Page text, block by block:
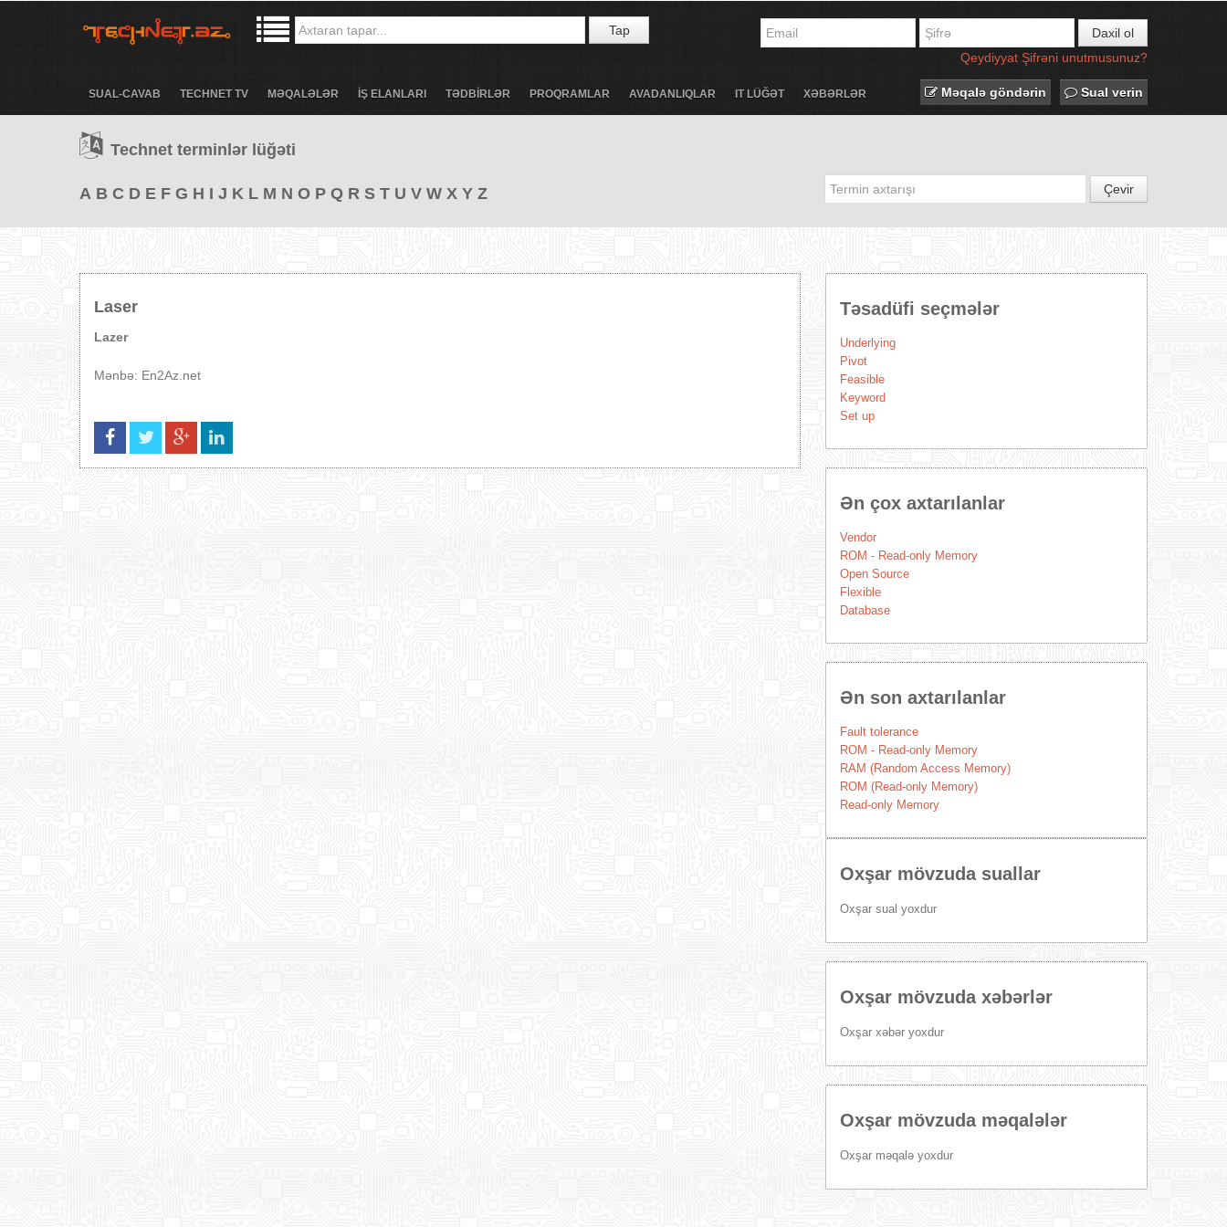
Tap
Daxil ol
Qeydiyyat Şifrəni unutmusunuz?
SUAL-CAVAB TECHNET TV MƏQALƏLƏR İŞ ELANLARI TƏDBİRLƏR PROQRAMLAR AVADANLIQLAR IT LÜĞƏT XƏBƏRLƏR Məqalə göndərin Sual verin
Technet terminlər lüğəti
A B C D E F G H I J K L M N O P Q R S T U V W X Y Z Çevir
Laser
Lazer
Mənbə: En2Az.net
Təsadüfi seçmələr
Underlying
Pivot
Feasible
Keyword
Set up
Ən çox axtarılanlar
Vendor
ROM - Read-only Memory
Open Source
Flexible
Database
Ən son axtarılanlar
Fault tolerance
ROM - Read-only Memory
RAM (Random Access Memory)
ROM (Read-only Memory)
Read-only Memory
Oxşar mövzuda suallar
Oxşar sual yoxdur
Oxşar mövzuda xəbərlər
Oxşar xəbər yoxdur
Oxşar mövzuda məqalələr
Oxşar məqalə yoxdur